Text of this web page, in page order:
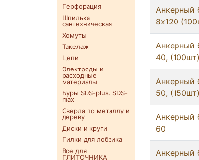
Перфорация
Шпилька
сантехническая
Хомуты
Такелаж
Цепи
Электроды и
расходные
материалы
Буры SDS-plus. SDS-
max
Сверла по металлу и
дереву
Диски и круги
Пилки для лобзика
Все для
ПЛИТОЧНИКА
Анкерный
8x120
Анкерный
40, (100шт)
Анкерный
50, (150шт)
Анкерный
60
Анкерный